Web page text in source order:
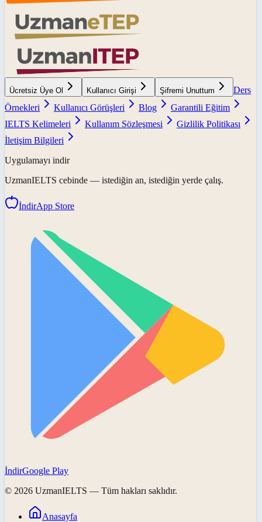
Ücretsiz Üye Ol Kullanıcı Girişi Şifremi Unuttum
Ders
Örnekleri
Kullanıcı Görüşleri Blog
Garantili Eğitim
IELTS Kelimeleri
Kullanım Sözleşmesi
Gizlilik Politikası
İletişim Bilgileri
Uygulamayı indir
UzmanIELTS cebinde — istediğin an, istediğin yerde çalış.
İndirApp Store
İndirGoogle Play
© 2026 UzmanIELTS — Tüm hakları saklıdır.
Anasayfa